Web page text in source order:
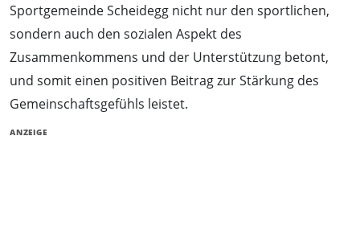
Sportgemeinde Scheidegg nicht nur den sportlichen,
sondern auch den sozialen Aspekt des
Zusammenkommens und der Unterstützung betont,
und somit einen positiven Beitrag zur Stärkung des
Gemeinschaftsgefühls leistet.
ANZEIGE